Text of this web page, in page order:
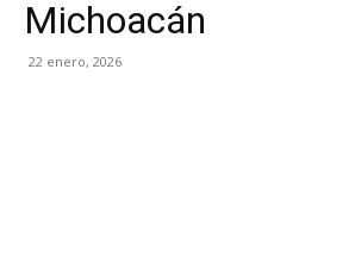
Michoacán
22 enero, 2026